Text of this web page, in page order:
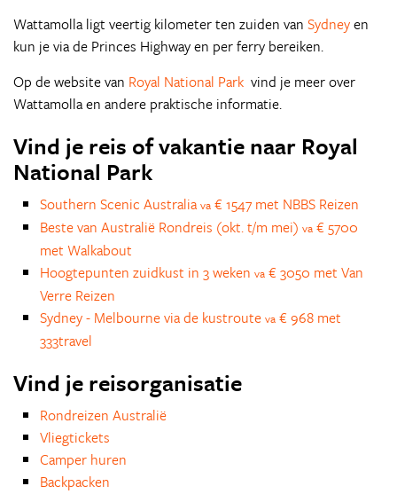
Wattamolla ligt veertig kilometer ten zuiden van Sydneyen
kun je via de Princes Highway en per ferry bereiken.
Op de website van Royal National Park vind je meer over
Wattamolla en andere praktische informatie.
Vind je reis of vakantie naar Royal
National Park
Southern Scenic Australia va € 1547 met NBBS Reizen
Beste van Australië Rondreis (okt. t/m mei) va € 5700
met Walkabout
Hoogtepunten zuidkust in 3 weken va € 3050 met Van
Verre Reizen
Sydney - Melbourne via de kustroute va € 968 met
333travel
Vind je reisorganisatie
Rondreizen Australië
Vliegtickets
Camper huren
Backpacken